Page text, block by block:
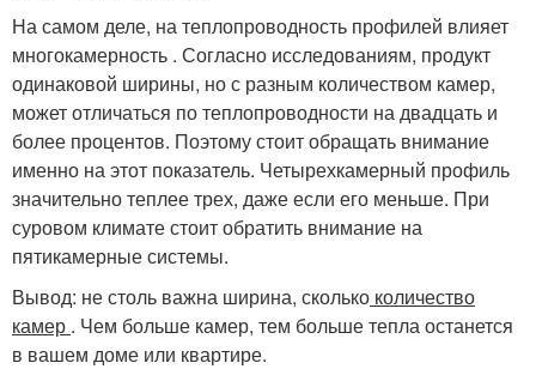
На самом деле, на теплопроводность профилей влияет
многокамерность . Согласно исследованиям, продукт
одинаковой ширины, но с разным количеством камер,
может отличаться по теплопроводности на двадцать и
более процентов. Поэтому стоит обращать внимание
именно на этот показатель. Четырехкамерный профиль
значительно теплее трех, даже если его меньше. При
суровом климате стоит обратить внимание на
пятикамерные системы.
Вывод: не столь важна ширина, сколько количество
камер . Чем больше камер, тем больше тепла останется
в вашем доме или квартире.